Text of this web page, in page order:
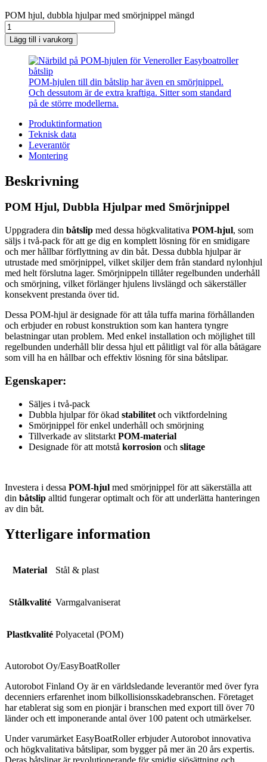
POM hjul, dubbla hjulpar med smörjnippel mängd
Lägg till i varukorg
POM-hjulen till din båtslip har även en smörjnippel.
Och dessutom är de extra kraftiga. Sitter som standard
på de större modellerna.
Produktinformation
Teknisk data
Leverantör
Montering
Beskrivning
POM Hjul, Dubbla Hjulpar med Smörjnippel
Uppgradera din båtslip med dessa högkvalitativa POM-hjul, som
säljs i två-pack för att ge dig en komplett lösning för en smidigare
och mer hållbar förflyttning av din båt. Dessa dubbla hjulpar är
utrustade med smörjnippel, vilket skiljer dem från standard nylonhjul
med helt förslutna lager. Smörjnippeln tillåter regelbunden underhåll
och smörjning, vilket förlänger hjulens livslängd och säkerställer
konsekvent prestanda över tid.
Dessa POM-hjul är designade för att tåla tuffa marina förhållanden
och erbjuder en robust konstruktion som kan hantera tyngre
belastningar utan problem. Med enkel installation och möjlighet till
regelbunden underhåll blir dessa hjul ett pålitligt val för alla båtägare
som vill ha en hållbar och effektiv lösning för sina båtslipar.
Egenskaper:
Säljes i två-pack
Dubbla hjulpar för ökad stabilitet och viktfordelning
Smörjnippel för enkel underhåll och smörjning
Tillverkade av slitstarkt POM-material
Designade för att motstå korrosion och slitage
Investera i dessa POM-hjul med smörjnippel för att säkerställa att
din båtslip alltid fungerar optimalt och för att underlätta hanteringen
av din båt.
Ytterligare information
Material Stål & plast
Stålkvalité Varmgalvaniserat
Plastkvalité Polyacetal (POM)
Autorobot Oy/EasyBoatRoller
Autorobot Finland Oy är en världsledande leverantör med över fyra
decenniers erfarenhet inom bilkollisionsskadebranschen. Företaget
har etablerat sig som en pionjär i branschen med export till över 70
länder och ett imponerande antal över 100 patent och utmärkelser.
Under varumärket EasyBoatRoller erbjuder Autorobot innovativa
och högkvalitativa båtslipar, som bygger på mer än 20 års expertis.